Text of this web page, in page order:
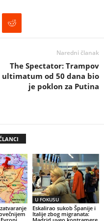
Naredni članak
The Spectator: Trampov
ultimatum od 50 dana bio
je poklon za Putina
U FOKUSU
Eskalirao sukob Španije i
Italije zbog migranata: